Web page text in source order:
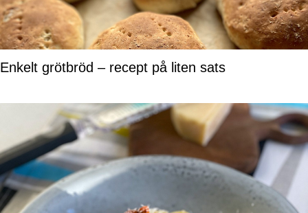
Enkelt grötbröd – recept på liten sats